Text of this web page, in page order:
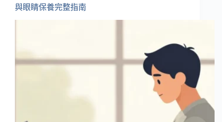
與眼睛保養完整指南